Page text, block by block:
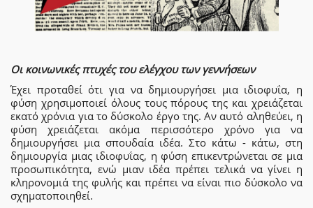
Οι κοινωνικές πτυχές του ελέγχου των γεννήσεων
Έχει προταθεί ότι για να δημιουργήσει μια ιδιοφυΐα, η
φύση χρησιμοποιεί όλους τους πόρους της και χρειάζεται
εκατό χρόνια για το δύσκολο έργο της. Αν αυτό αληθεύει, η
φύση χρειάζεται ακόμα περισσότερο χρόνο για να
δημιουργήσει μια σπουδαία ιδέα. Στο κάτω - κάτω, στη
δημιουργία μιας ιδιοφυΐας, η φύση επικεντρώνεται σε μια
προσωπικότητα, ενώ μιαν ιδέα πρέπει τελικά να γίνει η
κληρονομιά της φυλής και πρέπει να είναι πιο δύσκολο να
σχηματοποιηθεί.